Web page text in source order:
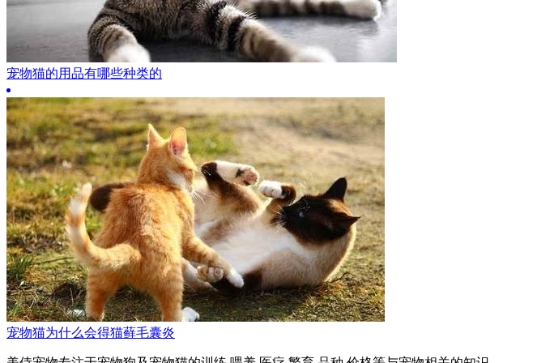
宠物猫的用品有哪些种类的
宠物猫为什么会得猫藓毛囊炎